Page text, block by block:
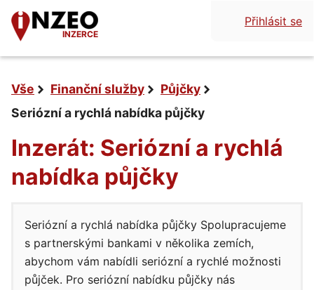
INZERCE
Přihlásit se
Vše Finanční služby
Půjčky
Seriózní a rychlá nabídka půjčky
Inzerát: Seriózní a rychlá
nabídka půjčky
Seriózní a rychlá nabídka půjčky Spolupracujeme
s partnerskými bankami v několika zemích,
abychom vám nabídli seriózní a rychlé možnosti
půjček. Pro seriózní nabídku půjčky nás